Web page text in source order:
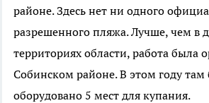
районе. Здесь нет ни одного
разрешенного пляжа. Лучше, чем в
территориях области, работа была
Собинском районе. В этом году
оборудовано 5 мест для купания.